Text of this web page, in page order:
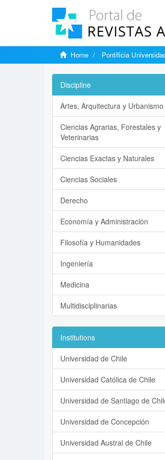
Home Pontificia
Discipline
Artes, Arquitectura y Urbanismo
Ciencias Agrarias, Forestales y
Veterinarias
Ciencias Exactas y Naturales
Ciencias Sociales
Derecho
Economía y Administración
Filosofía y Humanidades
Ingeniería
Medicina
Multidisciplinarias
Institutions
Universidad de Chile
Universidad Católica de Chile
Universidad de Santiago de
Universidad de Concepción
Universidad Austral de Chile